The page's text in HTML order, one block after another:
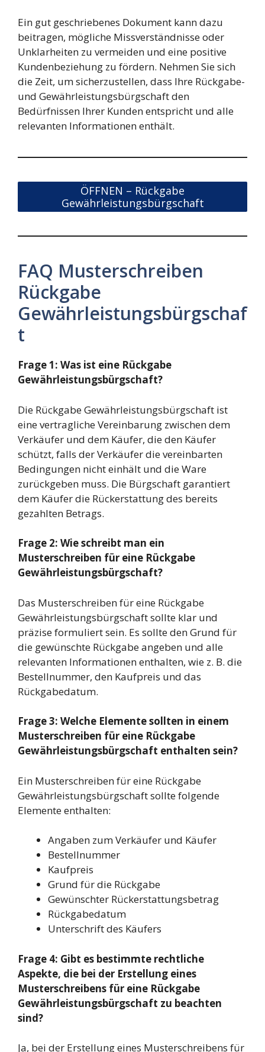
Ein gut geschriebenes Dokument kann dazu
beitragen, mögliche Missverständnisse oder
Unklarheiten zu vermeiden und eine positive
Kundenbeziehung zu fördern. Nehmen Sie sich
die Zeit, um sicherzustellen, dass Ihre Rückgabe-
und Gewährleistungsbürgschaft den
Bedürfnissen Ihrer Kunden entspricht und alle
relevanten Informationen enthält.
ÖFFNEN – Rückgabe
Gewährleistungsbürgschaft
FAQ Musterschreiben
Rückgabe
Gewährleistungsbürgschaf
t
Frage 1: Was ist eine Rückgabe
Gewährleistungsbürgschaft?
Die Rückgabe Gewährleistungsbürgschaft ist
eine vertragliche Vereinbarung zwischen dem
Verkäufer und dem Käufer, die den Käufer
schützt, falls der Verkäufer die vereinbarten
Bedingungen nicht einhält und die Ware
zurückgeben muss. Die Bürgschaft garantiert
dem Käufer die Rückerstattung des bereits
gezahlten Betrags.
Frage 2: Wie schreibt man ein
Musterschreiben für eine Rückgabe
Gewährleistungsbürgschaft?
Das Musterschreiben für eine Rückgabe
Gewährleistungsbürgschaft sollte klar und
präzise formuliert sein. Es sollte den Grund für
die gewünschte Rückgabe angeben und alle
relevanten Informationen enthalten, wie z. B. die
Bestellnummer, den Kaufpreis und das
Rückgabedatum.
Frage 3: Welche Elemente sollten in einem
Musterschreiben für eine Rückgabe
Gewährleistungsbürgschaft enthalten sein?
Ein Musterschreiben für eine Rückgabe
Gewährleistungsbürgschaft sollte folgende
Elemente enthalten:
Angaben zum Verkäufer und Käufer
Bestellnummer
Kaufpreis
Grund für die Rückgabe
Gewünschter Rückerstattungsbetrag
Rückgabedatum
Unterschrift des Käufers
Frage 4: Gibt es bestimmte rechtliche
Aspekte, die bei der Erstellung eines
Musterschreibens für eine Rückgabe
Gewährleistungsbürgschaft zu beachten
sind?
Ja, bei der Erstellung eines Musterschreibens für